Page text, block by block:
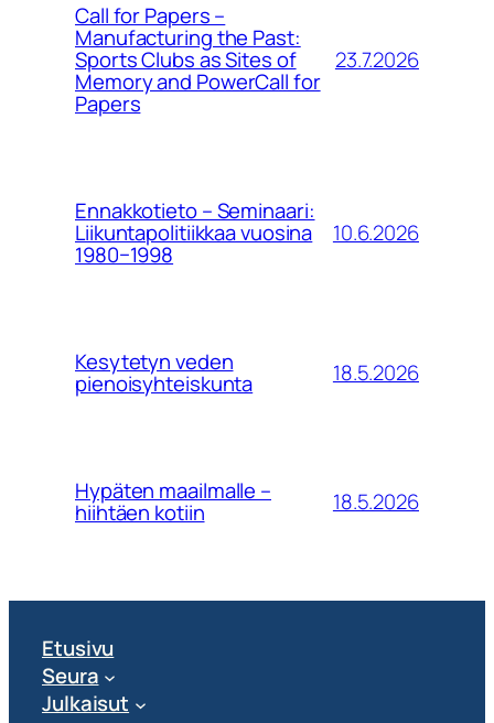
Call for Papers –
Manufacturing the Past:
Sports Clubs as Sites of
Memory and PowerCall for
Papers
23.7.2026
Ennakkotieto – Seminaari:
Liikuntapolitiikkaa vuosina
1980−1998
10.6.2026
Kesytetyn veden
pienoisyhteiskunta 18.5.2026
Hypäten maailmalle –
hiihtäen kotiin 18.5.2026
Etusivu
Seura
Julkaisut